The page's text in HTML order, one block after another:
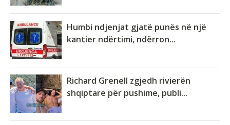
Humbi ndjenjat gjatë punës në një
kantier ndërtimi, ndërron...
Richard Grenell zgjedh rivierën
shqiptare për pushime, publi...